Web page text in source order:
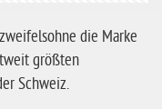
die Marke
größten
Schweiz.